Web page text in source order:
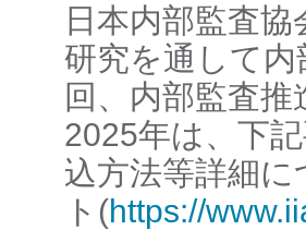
日本内部監査
研究を通して
回、内部監査
2025年は、下
込方法等詳細
ト(https://